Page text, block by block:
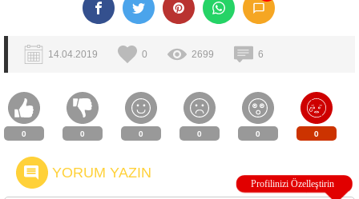
14.04.2019 0 2699 6
0 0 0 0 0 0
YORUM YAZIN